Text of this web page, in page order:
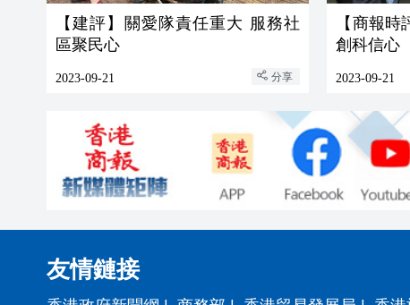
【建評】關愛隊責任重大 服務社
區聚民心
2023-09-21 分享
【商報
創科信心
2023-09-21
友情鏈接